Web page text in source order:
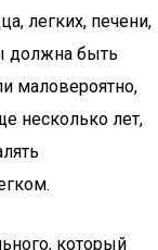
легких, печени,
должна быть
маловероятно,
несколько лет,
который